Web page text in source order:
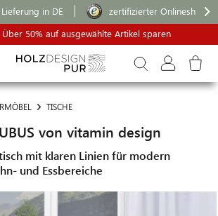
in DE
zertifizierter Onlineshop
Über 50% auf ausgewählte Artikel sparen
TISCHE
von vitamin design
mit klaren Linien für modern
und Essbereiche